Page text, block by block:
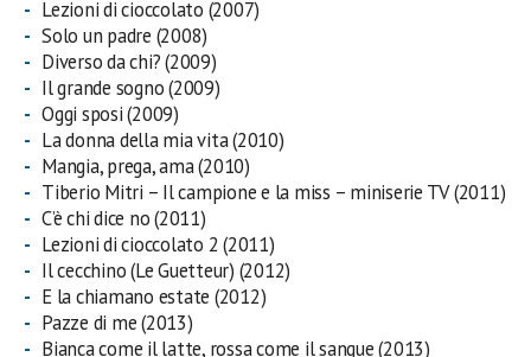
Lezioni di cioccolato (2007)
Solo un padre (2008)
Diverso da chi? (2009)
Il grande sogno (2009)
Oggi sposi (2009)
La donna della mia vita (2010)
Mangia, prega, ama (2010)
Tiberio Mitri – Il campione e la miss – miniserie TV (2011)
C’è chi dice no (2011)
Lezioni di cioccolato 2 (2011)
Il cecchino (Le Guetteur) (2012)
E la chiamano estate (2012)
Pazze di me (2013)
Bianca come il latte, rossa come il sangue (2013)